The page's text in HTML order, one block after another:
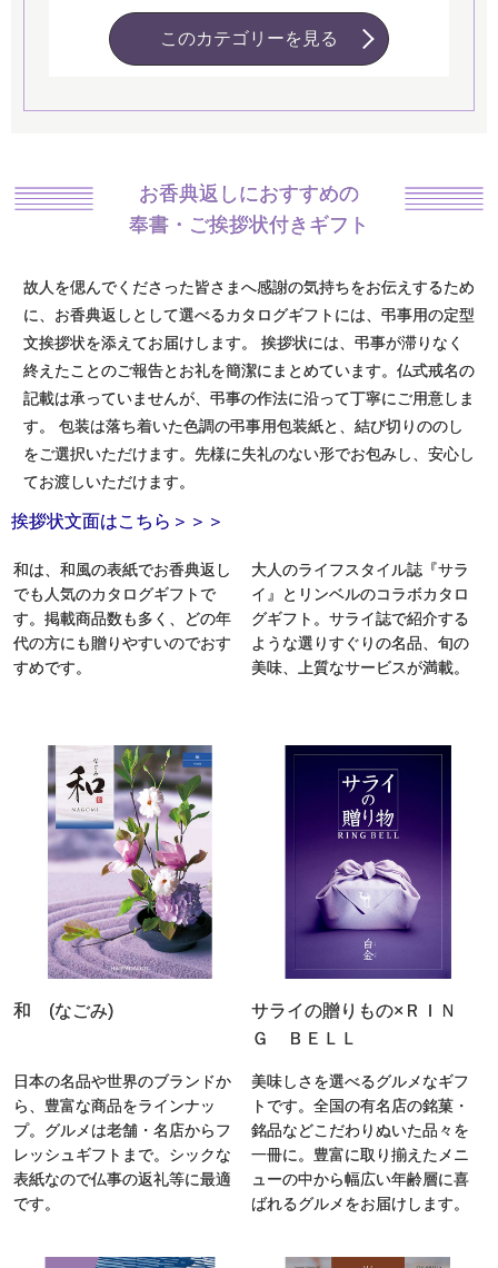
このカテゴリーを見る
お香典返しにおすすめの
奉書・ご挨拶状付きギフト
故人を偲んでくださった皆さまへ感謝の気持ちをお伝えするため
に、お香典返しとして選べるカタログギフトには、弔事用の定型
文挨拶状を添えてお届けします。 挨拶状には、弔事が滞りなく
終えたことのご報告とお礼を簡潔にまとめています。仏式戒名の
記載は承っていませんが、弔事の作法に沿って丁寧にご用意しま
す。 包装は落ち着いた色調の弔事用包装紙と、結び切りののし
をご選択いただけます。先様に失礼のない形でお包みし、安心し
てお渡しいただけます。
挨拶状文面はこちら＞＞＞
和は、和風の表紙でお香典返し
でも人気のカタログギフトで
す。掲載商品数も多く、どの年
代の方にも贈りやすいのでおす
すめです。
和 (なごみ)
大人のライフスタイル誌『サラ
イ』とリンベルのコラボカタロ
グギフト。サライ誌で紹介する
ような選りすぐりの名品、旬の
美味、上質なサービスが満載。
サライの贈りもの×ＲＩＮ
Ｇ ＢＥＬＬ
日本の名品や世界のブランドか
ら、豊富な商品をラインナッ
プ。グルメは老舗・名店からフ
レッシュギフトまで。シックな
表紙なので仏事の返礼等に最適
です。
美味しさを選べるグルメなギフ
トです。全国の有名店の銘菓・
銘品などこだわりぬいた品々を
一冊に。豊富に取り揃えたメニ
ューの中から幅広い年齢層に喜
ばれるグルメをお届けします。